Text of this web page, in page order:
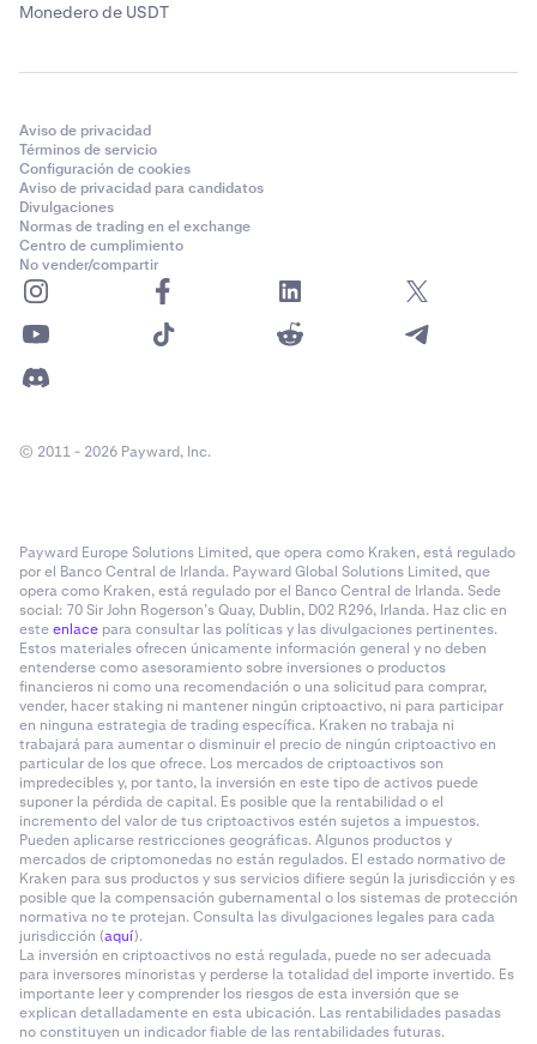
Monedero de USDT
Aviso de privacidad
Términos de servicio
Configuración de cookies
Aviso de privacidad para candidatos
Divulgaciones
Normas de trading en el exchange
Centro de cumplimiento
No vender/compartir
© 2011 - 2026 Payward, Inc.
Payward Europe Solutions Limited, que opera como Kraken, está regulado
por el Banco Central de Irlanda. Payward Global Solutions Limited, que
opera como Kraken, está regulado por el Banco Central de Irlanda. Sede
social: 70 Sir John Rogerson’s Quay, Dublin, D02 R296, Irlanda. Haz clic en
esteenlace para consultar las políticas y las divulgaciones pertinentes.
Estos materiales ofrecen únicamente información general y no deben
entenderse como asesoramiento sobre inversiones o productos
financieros ni como una recomendación o una solicitud para comprar,
vender, hacer staking ni mantener ningún criptoactivo, ni para participar
en ninguna estrategia de trading específica. Kraken no trabaja ni
trabajará para aumentar o disminuir el precio de ningún criptoactivo en
particular de los que ofrece. Los mercados de criptoactivos son
impredecibles y, por tanto, la inversión en este tipo de activos puede
suponer la pérdida de capital. Es posible que la rentabilidad o el
incremento del valor de tus criptoactivos estén sujetos a impuestos.
Pueden aplicarse restricciones geográficas. Algunos productos y
mercados de criptomonedas no están regulados. El estado normativo de
Kraken para sus productos y sus servicios difiere según la jurisdicción y es
posible que la compensación gubernamental o los sistemas de protección
normativa no te protejan. Consulta las divulgaciones legales para cada
jurisdicción (aquí).
La inversión en criptoactivos no está regulada, puede no ser adecuada
para inversores minoristas y perderse la totalidad del importe invertido. Es
importante leer y comprender los riesgos de esta inversión que se
explican detalladamente en esta ubicación. Las rentabilidades pasadas
no constituyen un indicador fiable de las rentabilidades futuras.